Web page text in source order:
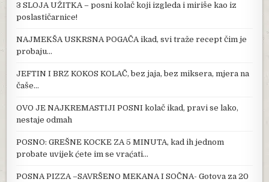
3 SLOJA UŽITKA – posni kolač koji izgleda i miriše kao iz
poslastičarnice!
NAJMEKŠA USKRSNA POGAČA ikad, svi traže recept čim je
probaju…
JEFTIN I BRZ KOKOS KOLAČ, bez jaja, bez miksera, mjera na
čaše…
OVO JE NAJKREMASTIJI POSNI kolač ikad, pravi se lako,
nestaje odmah
POSNO: GREŠNE KOCKE ZA 5 MINUTA, kad ih jednom
probate uvijek ćete im se vraćati…
POSNA PIZZA –SAVRŠENO MEKANA I SOČNA- Gotova za 20